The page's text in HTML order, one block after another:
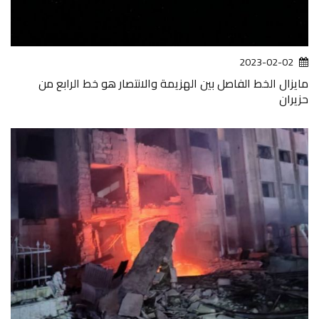
2023-02-02
مايزال الخط الفاصل بين الهزيمة والانتصار هو خط الرابع من
حزيران